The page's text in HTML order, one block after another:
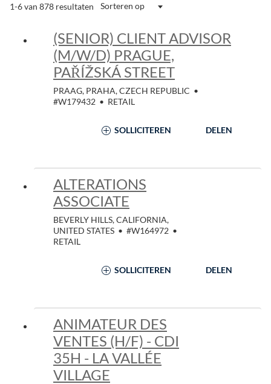
1-6 van 878 resultaten Sorteren op
(SENIOR) CLIENT ADVISOR
(M/W/D) PRAGUE,
PAŘÍŽSKÁ STREET
PRAAG, PRAHA, CZECH REPUBLIC •
#W179432 • RETAIL
SOLLICITEREN DELEN
ALTERATIONS
ASSOCIATE
BEVERLY HILLS, CALIFORNIA,
UNITED STATES • #W164972 •
RETAIL
SOLLICITEREN DELEN
ANIMATEUR DES
VENTES (H/F) - CDI
35H - LA VALLÉE
VILLAGE